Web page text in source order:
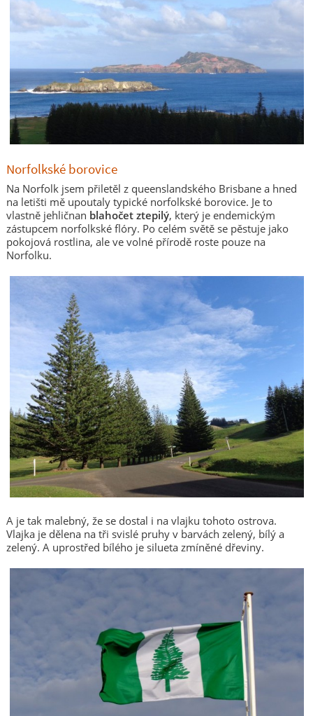
Norfolkské borovice
Na Norfolk jsem přiletěl z queenslandského Brisbane a hned
na letišti mě upoutaly typické norfolkské borovice. Je to
vlastně jehličnan blahočet ztepilý, který je endemickým
zástupcem norfolkské flóry. Po celém světě se pěstuje jako
pokojová rostlina, ale ve volné přírodě roste pouze na
Norfolku.
A je tak malebný, že se dostal i na vlajku tohoto ostrova.
Vlajka je dělena na tři svislé pruhy v barvách zelený, bílý a
zelený. A uprostřed bílého je silueta zmíněné dřeviny.